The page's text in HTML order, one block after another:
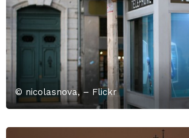
© nicolasnova, – Flickr